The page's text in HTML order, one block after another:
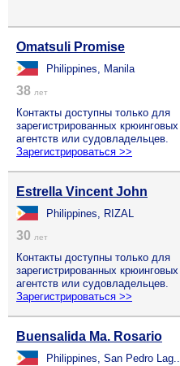
Omatsuli Promise
Philippines, Manila
38 лет
Контакты доступны только для
зарегистрированных крюинговых
агентств или судовладельцев.
Зарегистрироваться >>
Estrella Vincent John
Philippines, RIZAL
30 лет
Контакты доступны только для
зарегистрированных крюинговых
агентств или судовладельцев.
Зарегистрироваться >>
Buensalida Ma. Rosario
Philippines, San Pedro Lag..